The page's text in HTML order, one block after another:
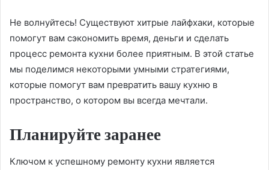
Не волнуйтесь! Существуют хитрые лайфхаки, которые
помогут вам сэкономить время, деньги и сделать
процесс ремонта кухни более приятным. В этой статье
мы поделимся некоторыми умными стратегиями,
которые помогут вам превратить вашу кухню в
пространство, о котором вы всегда мечтали.
Планируйте заранее
Ключом к успешному ремонту кухни является